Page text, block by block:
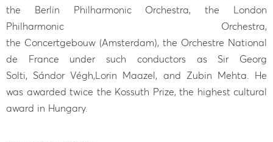
the Berlin Philharmonic Orchestra, the London
Philharmonic Orchestra,
the Concertgebouw (Amsterdam), the Orchestre National
de France under such conductors as Sir Georg
Solti, Sándor Végh,Lorin Maazel, and Zubin Mehta. He
was awarded twice the Kossuth Prize, the highest cultural
award in Hungary.